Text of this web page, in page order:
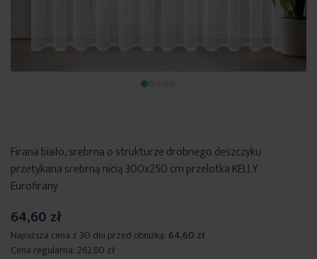
Firana biało, srebrna o strukturze drobnego deszczyku
przetykana srebrną nicią 300x250 cm przelotka KELLY
Eurofirany
64,60 zł
Najniższa cena z 30 dni przed obniżką: 64,60 zł
Cena regularna: 262,80 zł